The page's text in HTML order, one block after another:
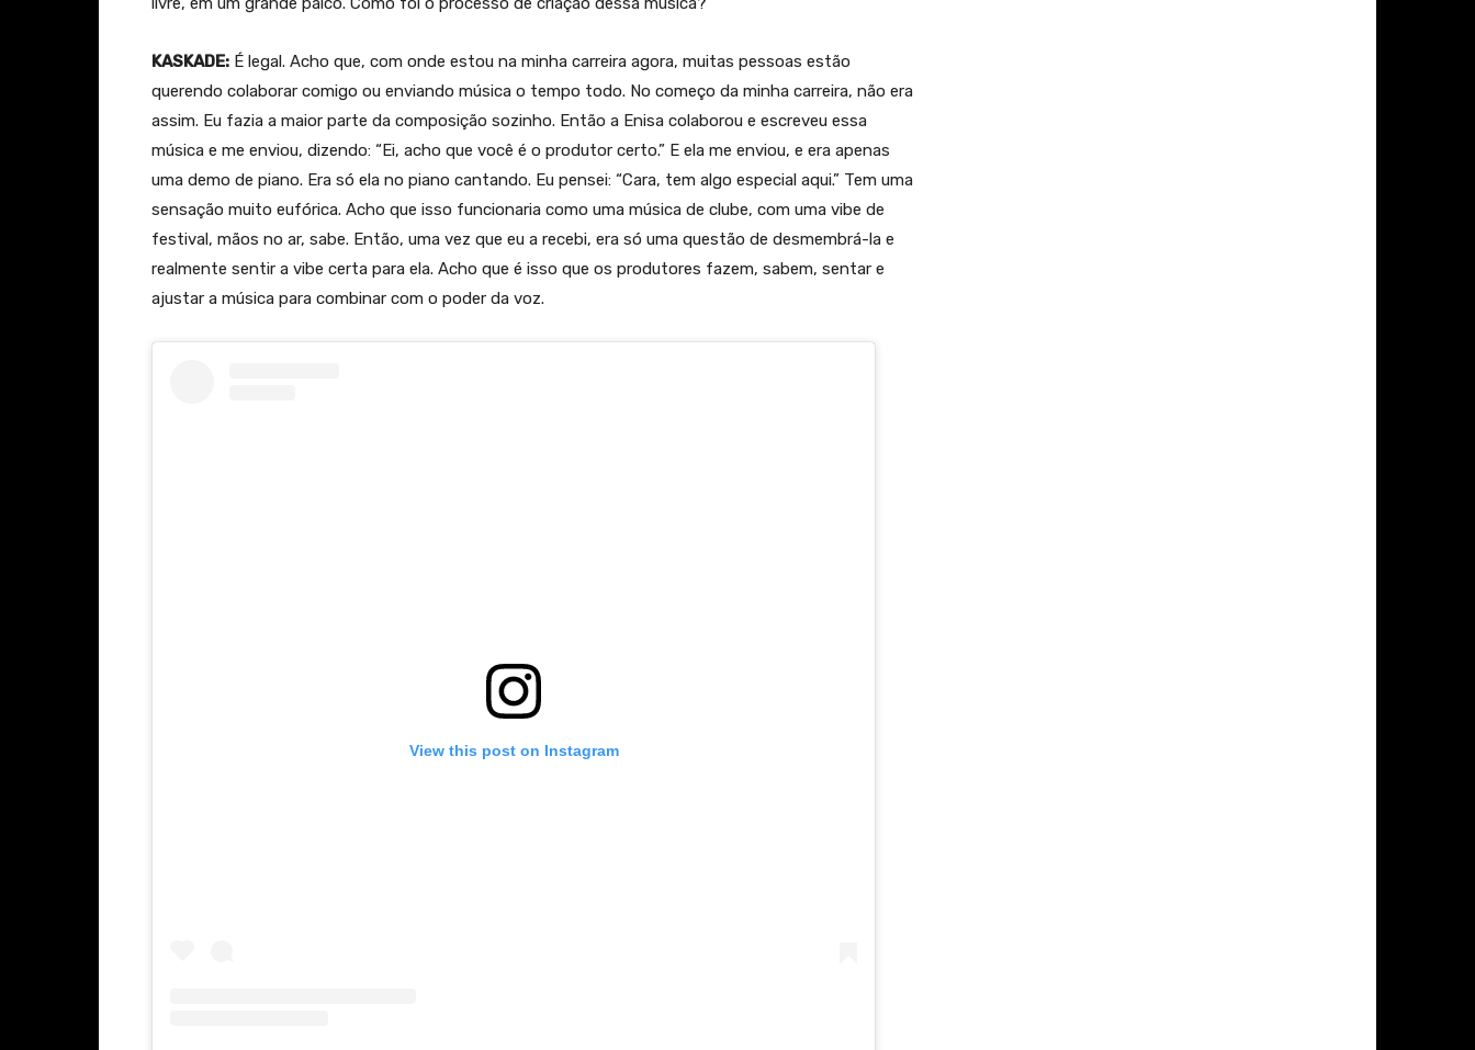
KASKADE: É legal. Acho que, com onde estou na minha carreira agora, muitas pessoas estão
querendo colaborar comigo ou enviando música o tempo todo. No começo da minha carreira, não era
assim. Eu fazia a maior parte da composição sozinho. Então a Enisa colaborou e escreveu essa
música e me enviou, dizendo: “Ei, acho que você é o produtor certo.” E ela me enviou, e era apenas
uma demo de piano. Era só ela no piano cantando. Eu pensei: “Cara, tem algo especial aqui.” Tem uma
sensação muito eufórica. Acho que isso funcionaria como uma música de clube, com uma vibe de
festival, mãos no ar, sabe. Então, uma vez que eu a recebi, era só uma questão de desmembrá-la e
realmente sentir a vibe certa para ela. Acho que é isso que os produtores fazem, sabem, sentar e
ajustar a música para combinar com o poder da voz.
View this post on Instagram